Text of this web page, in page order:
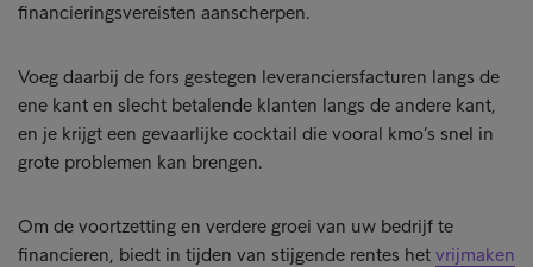
financieringsvereisten aanscherpen.
Voeg daarbij de fors gestegen leveranciersfacturen langs de
ene kant en slecht betalende klanten langs de andere kant,
en je krijgt een gevaarlijke cocktail die vooral kmo’s snel in
grote problemen kan brengen.
Om de voortzetting en verdere groei van uw bedrijf te
financieren, biedt in tijden van stijgende rentes het vrijmaken